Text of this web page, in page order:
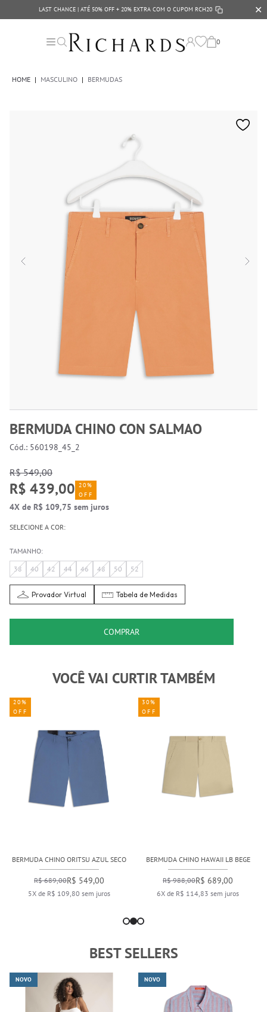
LAST CHANCE | ATÉ 50% OFF + 20% EXTRA COM O CUPOM RCH20 ✕
0
HOME | MASCULINO | BERMUDAS
BERMUDA CHINO CON SALMAO
Cód.: 560198_45_2
R$ 549,00
R$ 439,00 20%
OFF
4X de R$ 109,75 sem juros
SELECIONE A COR:
TAMANHO:
38
40 42 44 46 48 50 52
Provador Virtual Tabela de Medidas
COMPRAR
VOCÊ VAI CURTIR TAMBÉM
BERMUDA CHINO ORITSU AZUL SECO
R$ 689,00R$ 549,00
5X de R$ 109,80 sem juros
20%
OFF
BERMUDA CHINO HAWAII LB BEGE
R$ 988,00R$ 689,00
6X de R$ 114,83 sem juros
30%
OFF
BEST SELLERS
NOVO NOVO